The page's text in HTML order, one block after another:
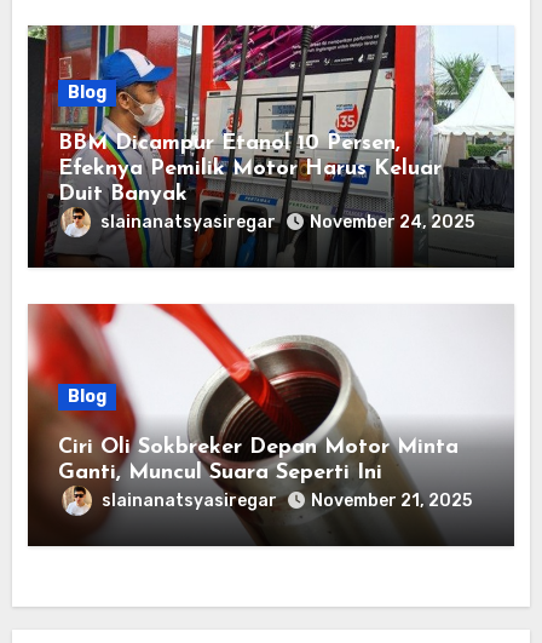
Blog
BBM Dicampur Etanol 10 Persen,
Efeknya Pemilik Motor Harus Keluar
Duit Banyak
slainanatsyasiregar November 24, 2025
Blog
Ciri Oli Sokbreker Depan Motor Minta
Ganti, Muncul Suara Seperti Ini
slainanatsyasiregar November 21, 2025